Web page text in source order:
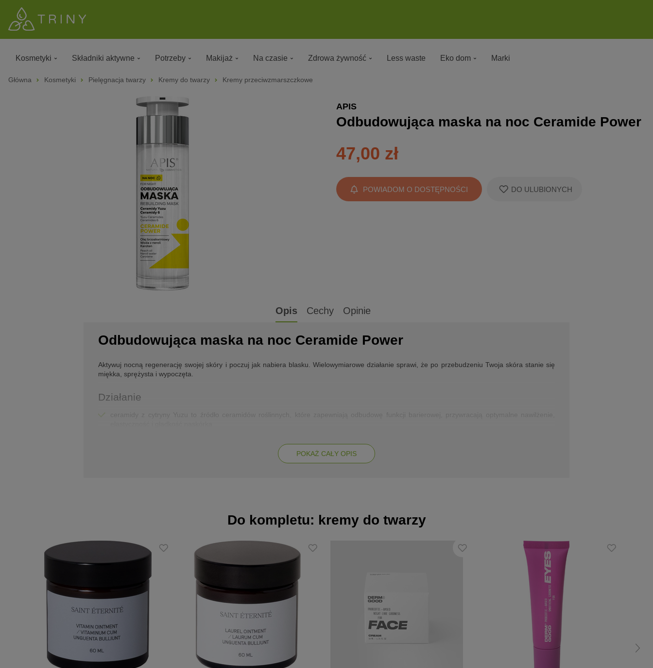
Kosmetyki Składniki aktywne Potrzeby Makijaż Na czasie Zdrowa żywność Less waste Eko dom Marki
Główna Kosmetyki Pielęgnacja twarzy Kremy do twarzy Kremy przeciwzmarszczkowe
APIS
Odbudowująca maska na noc Ceramide Power
47,00 zł
POWIADOM O DOSTĘPNOŚCI DO ULUBIONYCH
Opis Cechy Opinie
Odbudowująca maska na noc Ceramide Power
Aktywuj nocną regenerację swojej skóry i poczuj jak nabiera blasku. Wielowymiarowe działanie sprawi, że po przebudzeniu Twoja skóra stanie się
miękka, sprężysta i wypoczęta.
Działanie
regulując jej zawartośc w warstwie rogowej. Działają przeciwzmarszkowo i nawilżająco
maska wzmocniona olejem brzoskwiniowym, masłem shea, karotenem, organiczną wodą neroli i ekstraktem z marakui wpłynie korzystnie na
produkt odpowiedni dla cery suchej, szarej, zmęczonej i wrażliwej
treściwa konsystencja w formie maski całonocnej
wygodna aplikacja
Sposób użycia
Nałóż maskę na oczyszczoną skórę twarzy, szyi i dekoltu wykonując delikatny masaż i pozostaw na całą noc. Po przebudzeniu oczyść skórę z
odżywczy krem na dzieńz tej samej linii.
Skład INCI
Aqua, Prunus Persica Kernel Oil, Butyrospermum Parkii Butter, Propanediol, Cetearyl Alcohol & Ceteareth 20, Sodium Acrylates Copolymer &
Lecithin, Citrus Aurantium Amara (Bitter Orange) Flower Water & Caprylyl Glycol & Glycerin, Squalane, Dunaliella Salina Extract, Helianthus Annuus
Seed Oil, Benzyl Alcohol, Salicylic Acid, Sorbic Acid, Sorbitol, Panthenol, Glucose, Trilaureth-4-Phosphate, Carnitine, Ceramide 6, Butylene Glycol &
POKAŻ CAŁY OPIS
Do kompletu: kremy do twarzy